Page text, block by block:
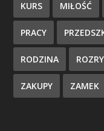
KURS MIŁOŚĆ
PRACY
RODZINA
ZAKUPY ZAMEK